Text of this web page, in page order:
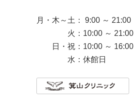
月・木～土： 9:00 ～ 21:00
火：10:00 ～ 21:00
日・祝：10:00 ～ 16:00
水：休館日